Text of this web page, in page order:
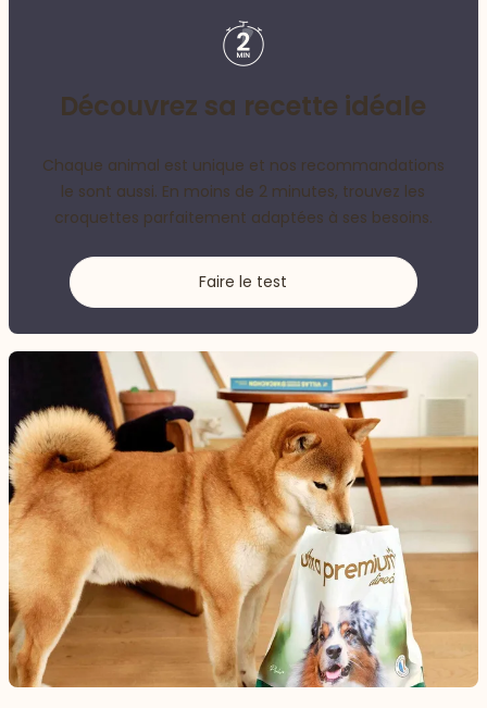
Découvrez sa recette idéale
Chaque animal est unique et nos recommandations
le sont aussi. En moins de 2 minutes, trouvez les
croquettes parfaitement adaptées à ses besoins.
Faire le test